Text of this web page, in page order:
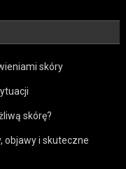
skóry
skórę?
objawy i skuteczne